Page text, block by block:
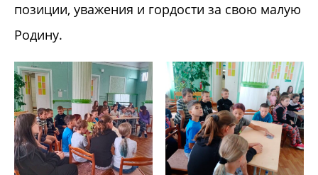
позиции, уважения и гордости за свою малую
Родину.